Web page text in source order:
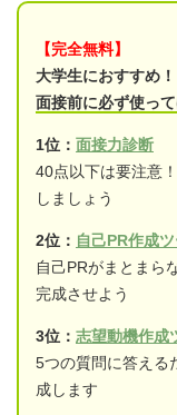
【完全無料】
大学生におすすめ！
面接前に必ず使っ
1位： 面接力診断
40点以下は要注意
しましょう
2位： 自己PR作成
自己PRがまとまら
完成させよう
3位： 志望動機作成
5つの質問に答える
成します